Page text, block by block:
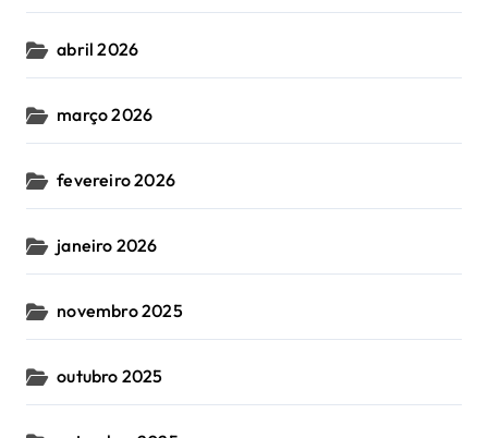
abril 2026
março 2026
fevereiro 2026
janeiro 2026
novembro 2025
outubro 2025